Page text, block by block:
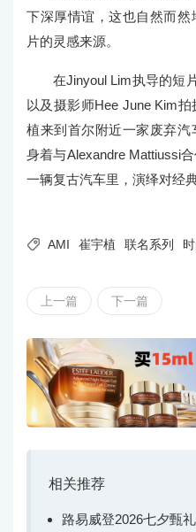
下深厚情谊，这也自然而
片的灵感来源。
在Jinyoul Lim执导的短
以及摄影师Hee June Kim
植来到首尔附近一家废弃
身着与Alexandre Mattiussi
一辆复古汽车里，演绎对经
 AMI 崔宇植 联名系列
上一篇 下一篇
相关推荐
路易威登2026七夕甄